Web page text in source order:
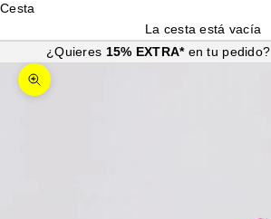
Cesta
La cesta está vacía
¿Quieres 15% EXTRA* en tu pedido?
Zoom